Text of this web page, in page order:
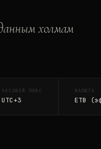
холмам
ЧАСОВОЙ ПОЯС
UTC+3
ВАЛЮТА
ETB